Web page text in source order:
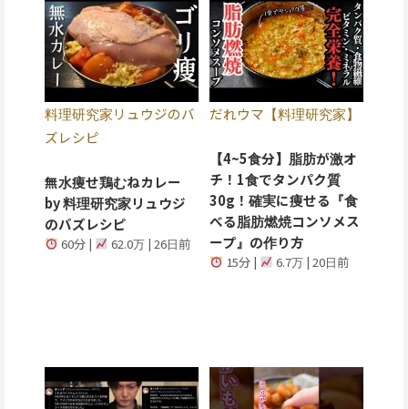
料理研究家リュウジのバ
ズレシピ
無水痩せ鶏むねカレー
by 料理研究家リュウジ
のバズレシピ
60分 | 62.0万 | 26日前
だれウマ【料理研究家】
【4~5食分】脂肪が激オ
チ！1食でタンパク質
30g！確実に痩せる『食
べる脂肪燃焼コンソメス
ープ』の作り方
15分 | 6.7万 | 20日前